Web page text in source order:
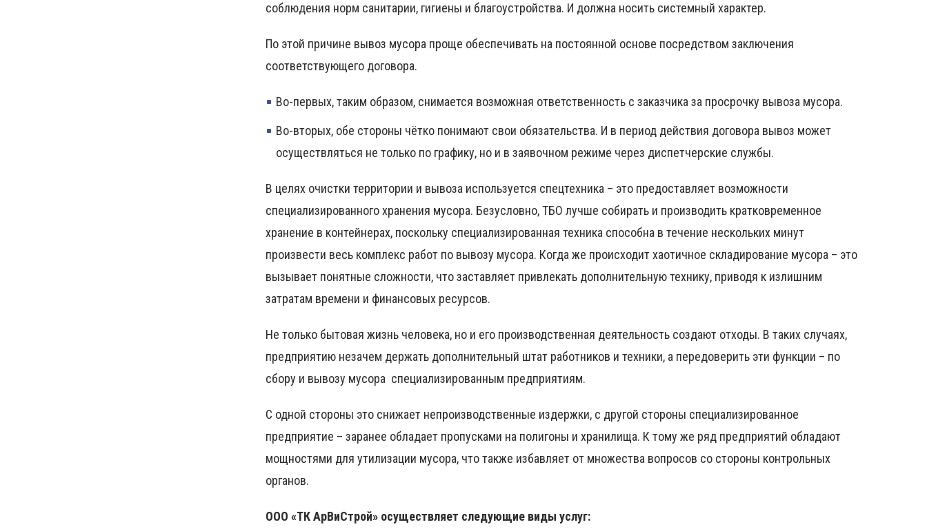
соблюдения норм санитарии, гигиены и благоустройства. И должна носить системный характер.
По этой причине вывоз мусора проще обеспечивать на постоянной основе посредством заключения
соответствующего договора.
Во-первых, таким образом, снимается возможная ответственность с заказчика за просрочку вывоза мусора.
Во-вторых, обе стороны чётко понимают свои обязательства. И в период действия договора вывоз может
осуществляться не только по графику, но и в заявочном режиме через диспетчерские службы.
В целях очистки территории и вывоза используется спецтехника – это предоставляет возможности
специализированного хранения мусора. Безусловно, ТБО лучше собирать и производить кратковременное
хранение в контейнерах, поскольку специализированная техника способна в течение нескольких минут
произвести весь комплекс работ по вывозу мусора. Когда же происходит хаотичное складирование мусора – это
вызывает понятные сложности, что заставляет привлекать дополнительную технику, приводя к излишним
затратам времени и финансовых ресурсов.
Не только бытовая жизнь человека, но и его производственная деятельность создают отходы. В таких случаях,
предприятию незачем держать дополнительный штат работников и техники, а передоверить эти функции – по
сбору и вывозу мусора специализированным предприятиям.
С одной стороны это снижает непроизводственные издержки, с другой стороны специализированное
предприятие – заранее обладает пропусками на полигоны и хранилища. К тому же ряд предприятий обладают
мощностями для утилизации мусора, что также избавляет от множества вопросов со стороны контрольных
органов.
ООО «ТК АрВиСтрой» осуществляет следующие виды услуг: